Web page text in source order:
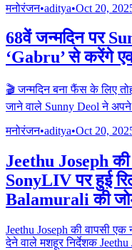
मनोरंजन•aditya•Oct 20,
68वें जन्मदिन पर
‘Gabru’ से करेंगे
🎬 जन्मदिन बना फैंस के लिए
जाने वाले Sunny Deol ने अपने
मनोरंजन•aditya•Oct 20,
Jeethu Joseph
SonyLIV पर हुई
Balamurali की
Jeethu Joseph की वापसी
देने वाले मशहूर निर्देशक